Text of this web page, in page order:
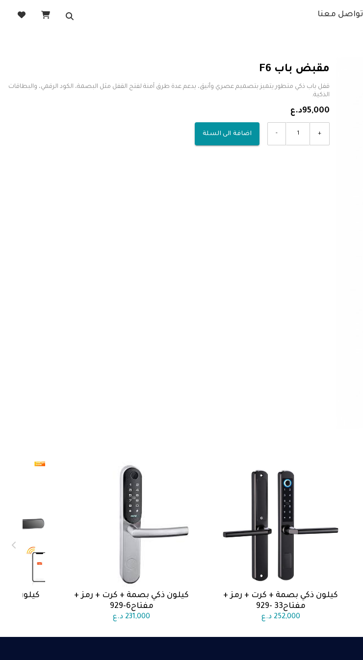
تواصل معنا
مقبض باب F6
قفل باب ذكي متطور يتميز بتصميم عصري وأنيق، يدعم عدة طرق آمنة لفتح القفل مثل البصمة، الكود الرقمي، والبطاقات
الذكية.
95,000د.ع
+
- اضافة الى السلة
اضف الى السلة
كيلون ذكي بصمة + كرت + رمز +
مفتاح33 -929
252,000 د.ع
اضف الى السلة
كيلون ذكي بصمة + كرت + رمز +
مفتاح6-929
231,000 د.ع
كيلون